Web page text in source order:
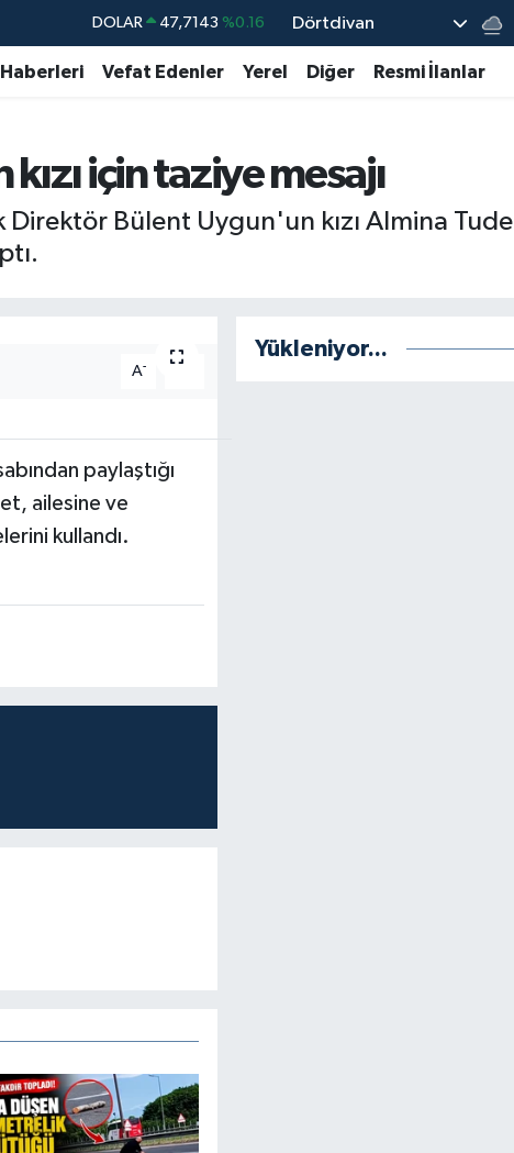
DOLAR 47,7143 %0.16
EURO 55,0317 %-0.02
BİST100 13.799 %70
BITCOIN 64.225,61 %-0.63
Dörtdivan
Haberleri Vefat Edenler Yerel Diğer Resmi İlanlar
için taziye mesajı
Direktör Bülent Uygun'un kızı Almina Tude
A-
paylaştığı
ailesine ve
kullandı.
Yükleniyor...